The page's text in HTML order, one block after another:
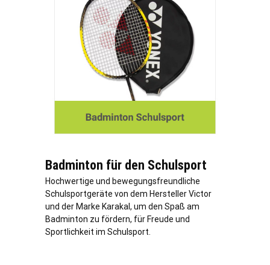
Badminton für den Schulsport
Hochwertige und bewegungsfreundliche
Schulsportgeräte von dem Hersteller Victor
und der Marke Karakal, um den Spaß am
Badminton zu fördern, für Freude und
Sportlichkeit im Schulsport.